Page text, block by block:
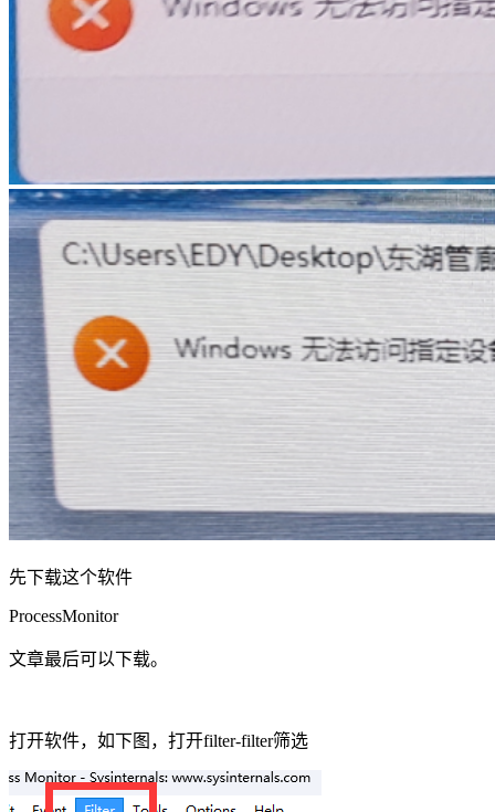
先下载这个软件
ProcessMonitor
文章最后可以下载。
打开软件，如下图，打开filter-filter筛选